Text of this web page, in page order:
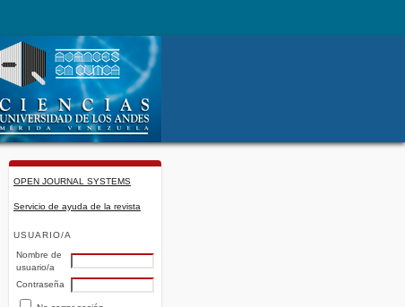
OPEN JOURNAL SYSTEMS
Servicio de ayuda de la revista
USUARIO/A
Nombre de
usuario/a
Contraseña